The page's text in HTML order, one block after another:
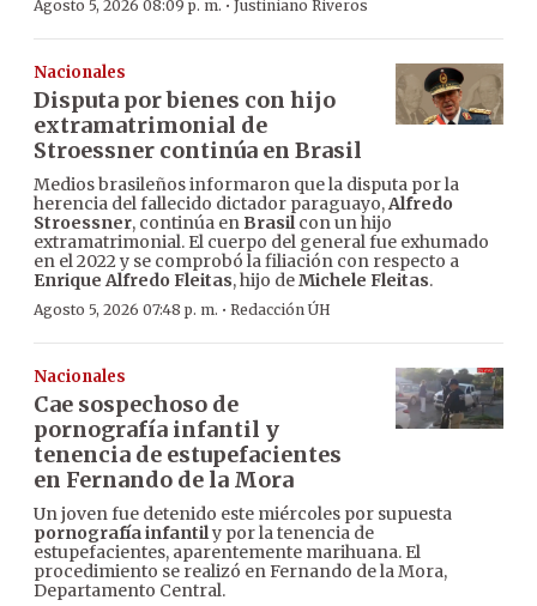
Agosto 5, 2026 08:09 p. m. · Justiniano Riveros
Nacionales
Disputa por bienes con hijo
extramatrimonial de
Stroessner continúa en Brasil
Medios brasileños informaron que la disputa por la
herencia del fallecido dictador paraguayo,Alfredo
Stroessner, continúa en Brasilcon un hijo
extramatrimonial. El cuerpo del general fue exhumado
en el 2022 y se comprobó la filiación con respecto a
Enrique Alfredo Fleitas, hijo deMichele Fleitas.
Agosto 5, 2026 07:48 p. m. · Redacción ÚH
Nacionales
Cae sospechoso de
pornografía infantil y
tenencia de estupefacientes
en Fernando de la Mora
Un joven fue detenido este miércoles por supuesta
pornografía infantily por la tenencia de
estupefacientes, aparentemente marihuana. El
procedimiento se realizó en Fernando de la Mora,
Departamento Central.